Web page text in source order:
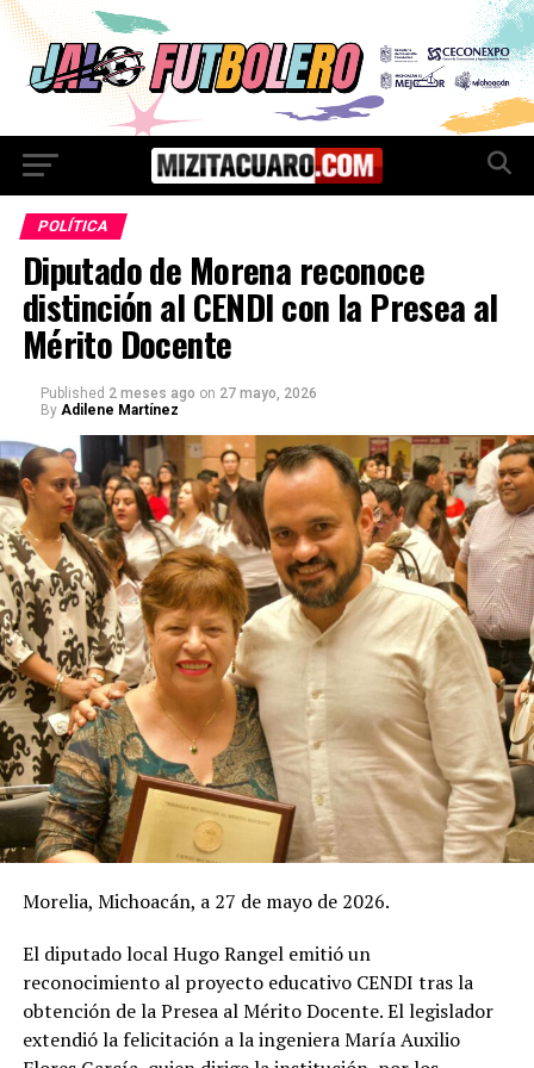
POLÍTICA
Diputado de Morena reconoce
distinción al CENDI con la Presea al
Mérito Docente
Published 2 meses ago on 27 mayo, 2026
By Adilene Martínez
Morelia, Michoacán, a 27 de mayo de 2026.
El diputado local Hugo Rangel emitió un
reconocimiento al proyecto educativo CENDI tras la
obtención de la Presea al Mérito Docente. El legislador
extendió la felicitación a la ingeniera María Auxilio